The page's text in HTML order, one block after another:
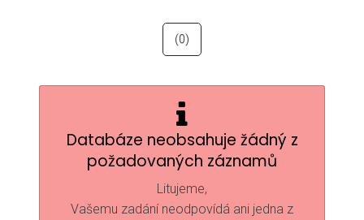
(0)
Databáze neobsahuje žádný z
požadovaných záznamů
Litujeme,
Vašemu zadání neodpovídá ani jedna z